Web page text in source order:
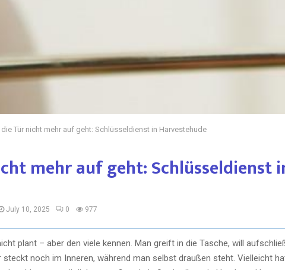
Tür nicht mehr auf geht: Schlüsseldienst in Harvestehude
mehr auf geht: Schlüsseldienst
July 10, 2025 0 977
plant – aber den viele kennen. Man greift in die Tasche, will
steckt noch im Inneren, während man selbst draußen steht. Vielleicht